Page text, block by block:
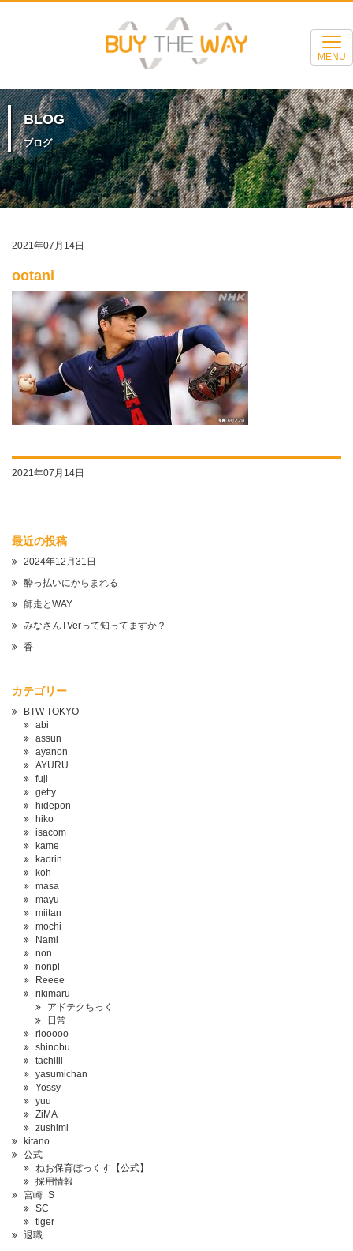
MENU
BLOG
ブログ
2021年07月14日
ootani
2021年07月14日
最近の投稿
2024年12月31日
酔っ払いにからまれる
師走とWAY
みなさんTVerって知ってますか？
香
カテゴリー
BTW TOKYO
abi
assun
ayanon
AYURU
fuji
getty
hidepon
hiko
isacom
kame
kaorin
koh
masa
mayu
miitan
mochi
Nami
non
nonpi
Reeee
rikimaru
アドテクちっく
日常
riooooo
shinobu
tachiiii
yasumichan
Yossy
yuu
ZiMA
zushimi
kitano
公式
ねお保育ぼっくす【公式】
採用情報
宮崎_S
SC
tiger
退職